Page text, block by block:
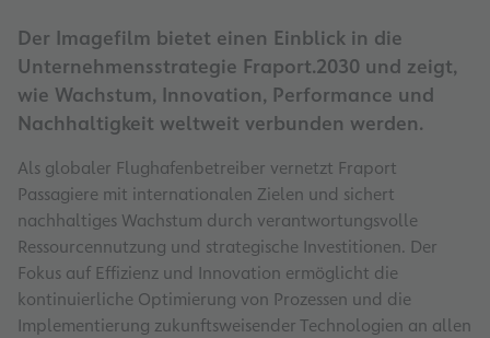
Der Imagefilm bietet einen Einblick in die
Unternehmensstrategie Fraport.2030 und zeigt,
wie Wachstum, Innovation, Performance und
Nachhaltigkeit weltweit verbunden werden.
Als globaler Flughafenbetreiber vernetzt Fraport
Passagiere mit internationalen Zielen und sichert
nachhaltiges Wachstum durch verantwortungsvolle
Ressourcennutzung und strategische Investitionen. Der
Fokus auf Effizienz und Innovation ermöglicht die
kontinuierliche Optimierung von Prozessen und die
Implementierung zukunftsweisender Technologien an allen